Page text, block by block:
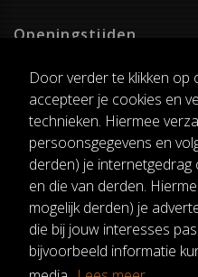
Door verder te klikken op
accepteer je cookies en
technieken. Hiermee
persoonsgegevens en
derden) je
en die van derden.
mogelijk derden) je
die bij jouw interesses
bijvoorbeeld informatie
Openingstijden
Dinsdag T/M Zaterdag
van 8:00-17:00
Verzenddagen
Dinsdag T/M Vrijdag
Pauze
12:30-13:00